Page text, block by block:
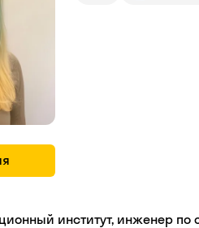
институт, инженер